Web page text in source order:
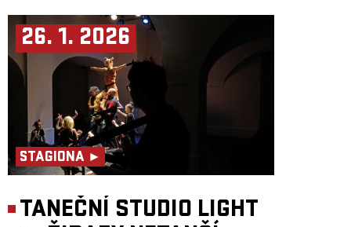
26. 1. 2026
STAGIONA ►
TANEČNÍ STUDIO LIGHT